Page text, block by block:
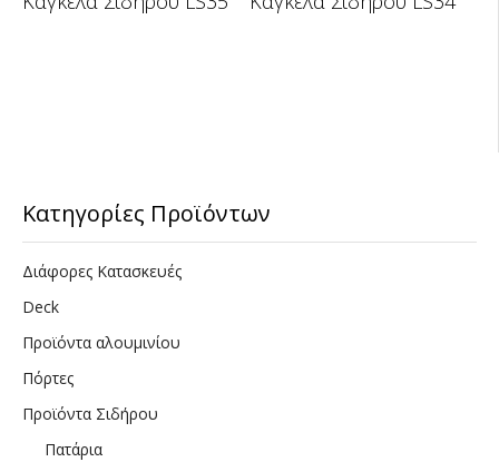
Κατηγορίες Προϊόντων
Διάφορες Κατασκευές
Deck
Προϊόντα αλουμινίου
Πόρτες
Προϊόντα Σιδήρου
Πατάρια